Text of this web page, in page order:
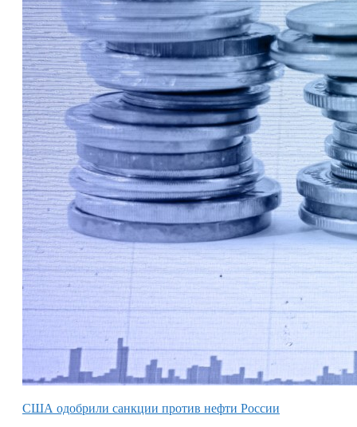
США одобрили санкции против нефти России